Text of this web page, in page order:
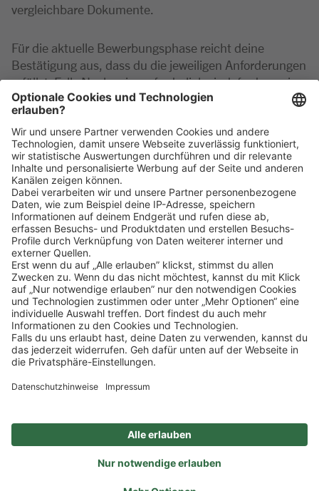
vergleichbare Dokumente.
Für die aktuelle Bewerbungsphase reicht deine
Bestätigung aus, dass du die jeweiligen Anforderungen
erfüllst. Falls Nachweise erforderlich sind, fordern wir
diese erst zu einem späteren Zeitpunkt im
Auswahlverfahren an.
Klickehier, um alle offenen Jobs zu sehen.
Impressum Datenschutz
Privatsphäre-Einstellungen
FAQ
Veranstaltungen
Sitemap